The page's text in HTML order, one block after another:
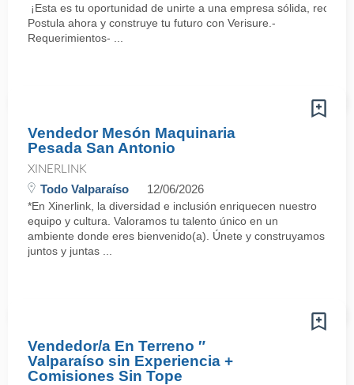
¡Esta es tu oportunidad de unirte a una empresa sólida,
Postula ahora y construye tu futuro con Verisure.-
Requerimientos- ...
Vendedor Mesón Maquinaria
Pesada San Antonio
XINERLINK
Todo Valparaíso 12/06/2026
*En Xinerlink, la diversidad e inclusión enriquecen nuestro
equipo y cultura. Valoramos tu talento único en un
ambiente donde eres bienvenido(a). Únete y construyamos
juntos y juntas ...
Vendedor/a En Terreno ″
Valparaíso sin Experiencia +
Comisiones Sin Tope